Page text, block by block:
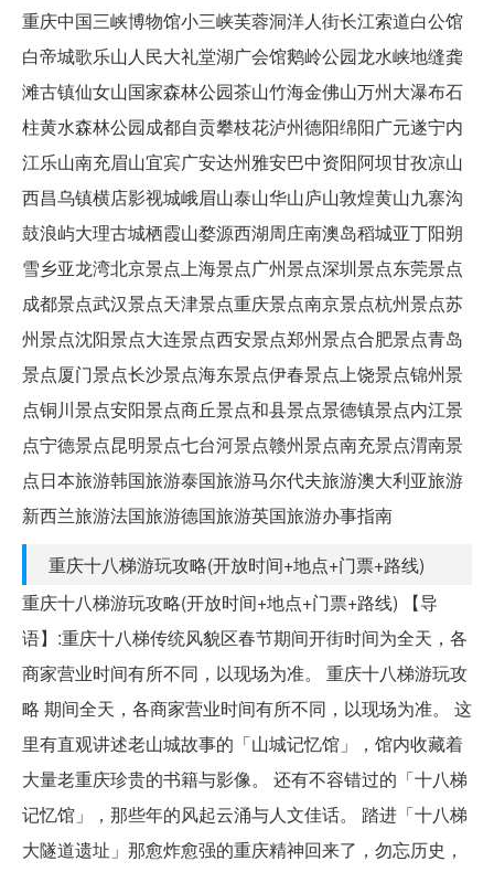
重庆中国三峡博物馆小三峡芙蓉洞洋人街长江索道白公馆
白帝城歌乐山人民大礼堂湖广会馆鹅岭公园龙水峡地缝龚
滩古镇仙女山国家森林公园茶山竹海金佛山万州大瀑布石
柱黄水森林公园成都自贡攀枝花泸州德阳绵阳广元遂宁内
江乐山南充眉山宜宾广安达州雅安巴中资阳阿坝甘孜凉山
西昌乌镇横店影视城峨眉山泰山华山庐山敦煌黄山九寨沟
鼓浪屿大理古城栖霞山婺源西湖周庄南澳岛稻城亚丁阳朔
雪乡亚龙湾北京景点上海景点广州景点深圳景点东莞景点
成都景点武汉景点天津景点重庆景点南京景点杭州景点苏
州景点沈阳景点大连景点西安景点郑州景点合肥景点青岛
景点厦门景点长沙景点海东景点伊春景点上饶景点锦州景
点铜川景点安阳景点商丘景点和县景点景德镇景点内江景
点宁德景点昆明景点七台河景点赣州景点南充景点渭南景
点日本旅游韩国旅游泰国旅游马尔代夫旅游澳大利亚旅游
新西兰旅游法国旅游德国旅游英国旅游办事指南
重庆十八梯游玩攻略(开放时间+地点+门票+路线)
重庆十八梯游玩攻略(开放时间+地点+门票+路线) 【导
语】:重庆十八梯传统风貌区春节期间开街时间为全天，各
商家营业时间有所不同，以现场为准。 重庆十八梯游玩攻
略 期间全天，各商家营业时间有所不同，以现场为准。 这
里有直观讲述老山城故事的「山城记忆馆」，馆内收藏着
大量老重庆珍贵的书籍与影像。 还有不容错过的「十八梯
记忆馆」，那些年的风起云涌与人文佳话。 踏进「十八梯
大隧道遗址」那愈炸愈强的重庆精神回来了，勿忘历史，